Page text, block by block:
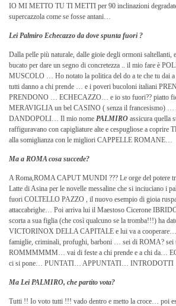
IO MI METTO TU TI METTI per 90 inclinazioni
supercazzola come se fosse antani…
Lei Palmiro Echecazzo da dove spunta fuori ?
Dalla pelle più naturale, dalle gioie degli ormoni saltellanti,
bucato per dare un segno di concretezza .. il mio fare è
MUSCOLO … Ho notato la politica del do a te che tu dai a
tutti danno a chi prende … e i poveri bucoloni italiani
PRENDONO … ECHECAZZO… e io sto fuori?? piatto
MERAVIGLIA un bel CASINO ( senza il francesismo) …
DANDOPOLI… Il mio nome PALMIRO assicura quella
raffiguravano con capigliature alte e cespugliose a coprire
alla somiglianza con le migliori CAPPELLE ROMANE…
Ma a ROMA cosa succede?
A Roma,ROMA CAPUT MUNDI ??? Le orge del potere
Latte di Asina per le novelle messaline che si inciuciano i
fuori COLTELLO PAZZO , il nuovo esempio di gioia
attaccabrighe… Poi arriva lui il Maestoso Cicerone
scorta a sua figlia (che così qualcuno se la tromba!!!) ha
VICTORINOX DELLA CAPITALE e lui va a cooperare…
famiglie, criminali, profughi, barboni … sei di ROMA?
ROMMMMMM… vai di feste a chi prende e a chi da…
ci si pone… PUNTATI… APPUNTATI… INTRODOTTI
Ma Lei PALMIRO, che partito vota?
Tutti !! Io voto tutti !!! vado dentro e metto la croce… poi